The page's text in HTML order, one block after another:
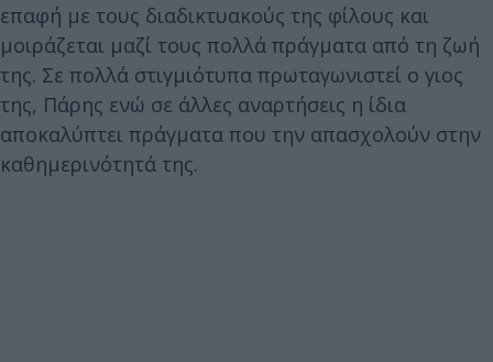
επαφή με τους διαδικτυακούς της φίλους και
μοιράζεται μαζί τους πολλά πράγματα από τη ζωή
της. Σε πολλά στιγμιότυπα πρωταγωνιστεί ο γιος
της, Πάρης ενώ σε άλλες αναρτήσεις η ίδια
αποκαλύπτει πράγματα που την απασχολούν στην
καθημερινότητά της.